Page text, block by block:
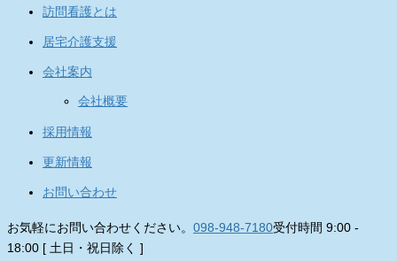
訪問看護とは
居宅介護支援
会社案内
会社概要
採用情報
更新情報
お問い合わせ
お気軽にお問い合わせください。 098-948-7180受付時間 9:00 -
18:00 [ 土日・祝日除く ]